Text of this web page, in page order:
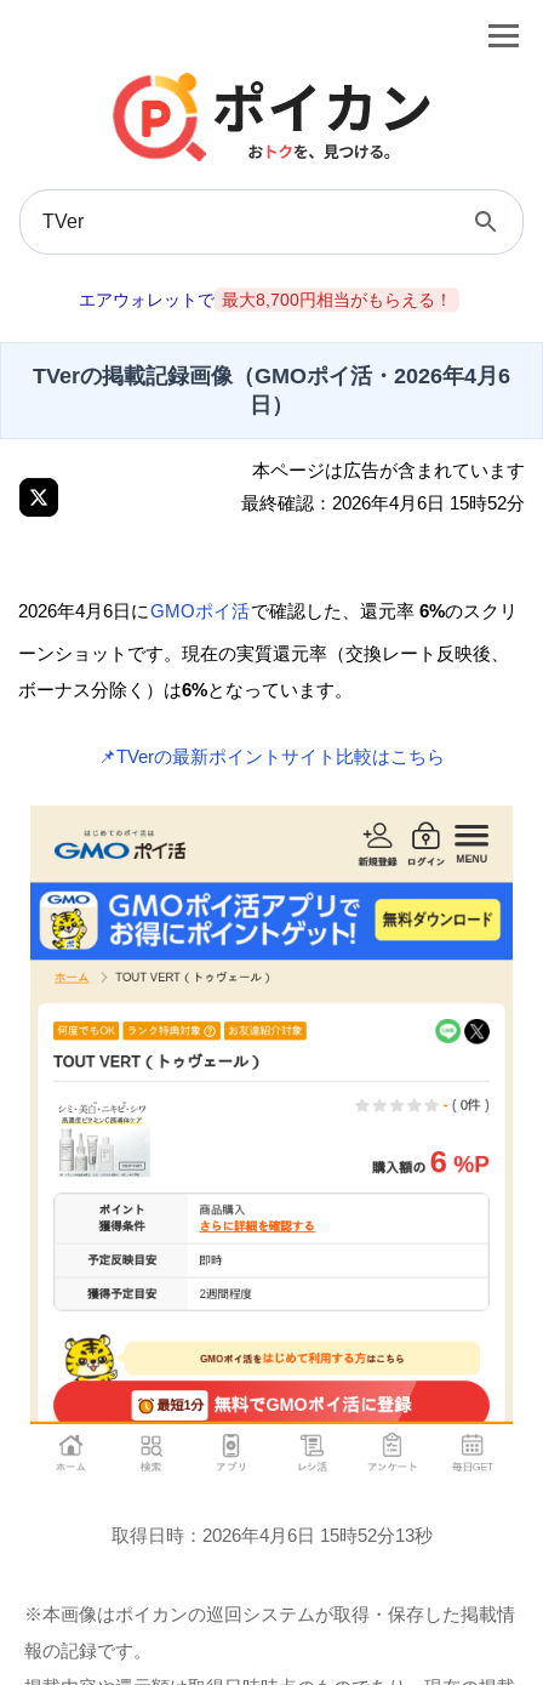
エアウォレットで 最大8,700円相当がもらえる！
TVerの掲載記録画像（GMOポイ活・2026年4月6
日）
本ページは広告が含まれています
最終確認：2026年4月6日 15時52分
2026年4月6日にGMOポイ活で確認した、還元率 6%のスクリ
ーンショットです。現在の実質還元率（交換レート反映後、
ボーナス分除く）は6%となっています。
📌TVerの最新ポイントサイト比較はこちら
取得日時：2026年4月6日 15時52分13秒
※本画像はポイカンの巡回システムが取得・保存した掲載情
報の記録です。